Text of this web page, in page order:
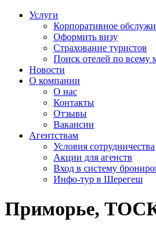
Услуги
Корпоративное
Оформить визу
Страхование туристов
Поиск отелей по всему
Новости
О компании
О нас
Контакты
Отзывы
Вакансии
Агентствам
Условия сотрудничества
Акции для агенств
Вход в систему
Инфо-тур в Шерегеш
Приморье,